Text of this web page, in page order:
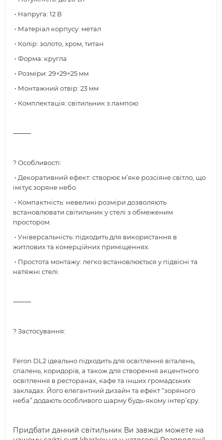
• Напруга: 12 В
• Матеріал корпусу: метал
• Колір: золото, хром, титан
• Форма: кругла
• Розміри: 29×29×25 мм
• Монтажний отвір: 23 мм
• Комплектація: світильник з лампою
⸻
? Особливості:
• Декоративний ефект: створює м’яке розсіяне світло, що
імітує зоряне небо.
• Компактність: невеликі розміри дозволяють
встановлювати світильник у стелі з обмеженим
простором.
• Універсальність: підходить для використання в
житлових та комерційних приміщеннях.
• Простота монтажу: легко встановлюється у підвісні та
натяжні стелі.
⸻
? Застосування:
Feron DL2 ідеально підходить для освітлення віталень,
спалень, коридорів, а також для створення акцентного
освітлення в ресторанах, кафе та інших громадських
закладах. Його елегантний дизайн та ефект “зоряного
неба” додають особливого шарму будь-якому інтер’єру.
Придбати данний світильник Ви завжди можете на